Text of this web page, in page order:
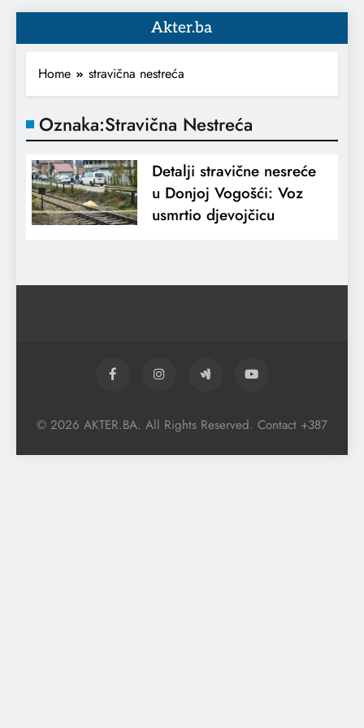
Akter.ba
Home stravična nestreća
Oznaka:Stravična Nestreća
Detalji stravične nesreće
u Donjoj Vogošći: Voz
usmrtio djevojčicu
© 2026 AKTER.BA. All Rights Reserved. Contact +387